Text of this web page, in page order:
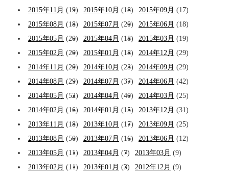
2015年11月 (19) 2015年10月 (18) 2015年09月 (17)
2015年08月 (18) 2015年07月 (20) 2015年06月 (18)
2015年05月 (20) 2015年04月 (18) 2015年03月 (19)
2015年02月 (20) 2015年01月 (18) 2014年12月 (29)
2014年11月 (20) 2014年10月 (23) 2014年09月 (29)
2014年08月 (29) 2014年07月 (37) 2014年06月 (42)
2014年05月 (52) 2014年04月 (40) 2014年03月 (25)
2014年02月 (16) 2014年01月 (15) 2013年12月 (31)
2013年11月 (18) 2013年10月 (17) 2013年09月 (25)
2013年08月 (50) 2013年07月 (16) 2013年06月 (12)
2013年05月 (11) 2013年04月 (7) 2013年03月 (9)
2013年02月 (11) 2013年01月 (3) 2012年12月 (9)